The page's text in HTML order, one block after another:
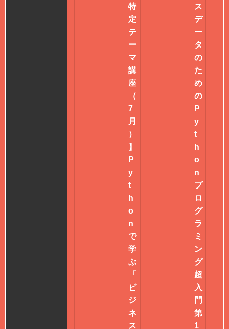
特
定
テ
ー
マ
講
座
（
7
月
）
】
P
y
t
h
o
n
で
学
ぶ
「
ビ
ジ
ネ
ス
ス
デ
ー
タ
の
た
め
の
P
y
t
h
o
n
プ
ロ
グ
ラ
ミ
ン
グ
超
入
門
第
1